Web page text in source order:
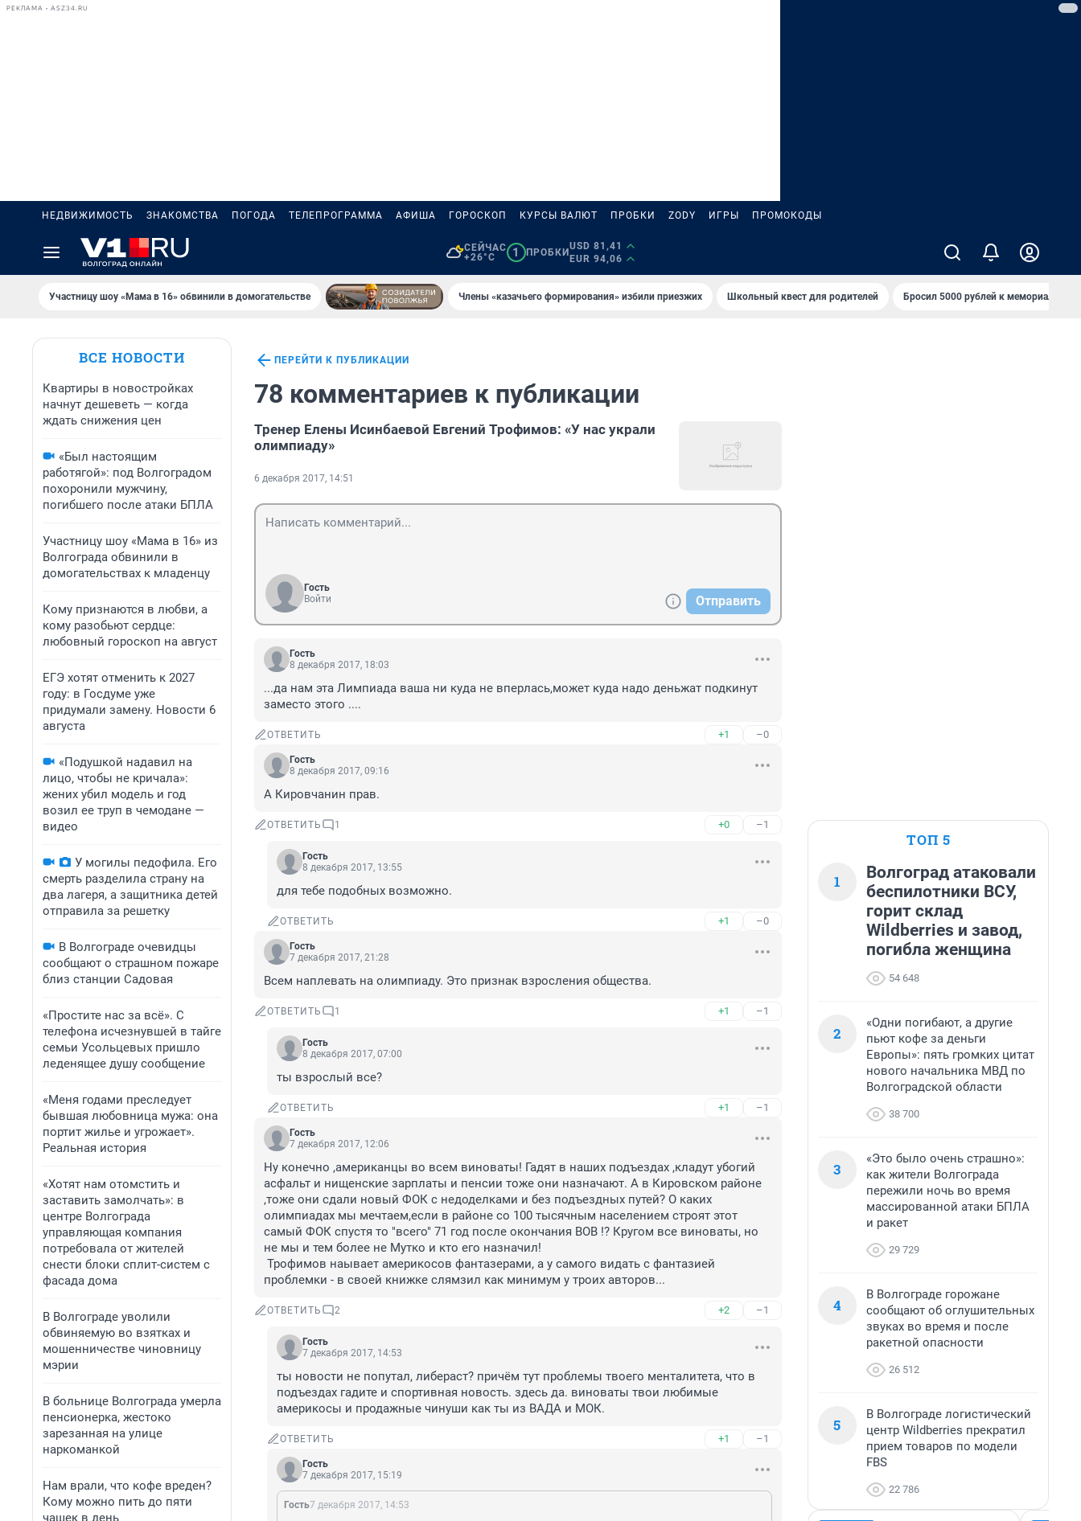
РЕКЛАМА • ASZ34.RU
НЕДВИЖИМОСТЬ ЗНАКОМСТВА ПОГОДА ТЕЛЕПРОГРАММА АФИША ГОРОСКОП КУРСЫ ВАЛЮТ ПРОБКИ ZODY ИГРЫ ПРОМОКОДЫ
СЕЙЧАС
+26°C
1 ПРОБКИ
USD 81,41
EUR 94,06
Участницу шоу «Мама в 16» обвинили в домогательстве Члены «казачьего формирования» избили приезжих Школьный квест для родителей Бросил 5000 рублей к мемориалу
ВСЕ НОВОСТИ
Квартиры в новостройках
начнут дешеветь — когда
ждать снижения цен
«Был настоящим
работягой»: под Волгоградом
похоронили мужчину,
погибшего после атаки БПЛА
Участницу шоу «Мама в 16» из
Волгограда обвинили в
домогательствах к младенцу
Кому признаются в любви, а
кому разобьют сердце:
любовный гороскоп на август
ЕГЭ хотят отменить к 2027
году: в Госдуме уже
придумали замену. Новости 6
августа
«Подушкой надавил на
лицо, чтобы не кричала»:
жених убил модель и год
возил ее труп в чемодане —
видео
У могилы педофила. Его
смерть разделила страну на
два лагеря, а защитника детей
отправила за решетку
В Волгограде очевидцы
сообщают о страшном пожаре
близ станции Садовая
«Простите нас за всё». С
телефона исчезнувшей в тайге
семьи Усольцевых пришло
леденящее душу сообщение
«Меня годами преследует
бывшая любовница мужа: она
портит жилье и угрожает».
Реальная история
«Хотят нам отомстить и
заставить замолчать»: в
центре Волгограда
управляющая компания
потребовала от жителей
снести блоки сплит-систем с
фасада дома
В Волгограде уволили
обвиняемую во взятках и
мошенничестве чиновницу
мэрии
В больнице Волгограда умерла
пенсионерка, жестоко
зарезанная на улице
наркоманкой
Нам врали, что кофе вреден?
Кому можно пить до пяти
чашек в день
ПЕРЕЙТИ К ПУБЛИКАЦИИ
78 комментариев к публикации
Тренер Елены Исинбаевой Евгений Трофимов: «У нас украли
олимпиаду»
6 декабря 2017, 14:51
Гость
Войти
Отправить
Гость
8 декабря 2017, 18:03
...да нам эта Лимпиада ваша ни куда не вперлась,может куда надо деньжат подкинут
заместо этого ....
ОТВЕТИТЬ +1 –0
Гость
8 декабря 2017, 09:16
А Кировчанин прав.
ОТВЕТИТЬ 1 +0 –1
Гость
8 декабря 2017, 13:55
для тебе подобных возможно.
ОТВЕТИТЬ +1 –0
Гость
7 декабря 2017, 21:28
Всем наплевать на олимпиаду. Это признак взросления общества.
ОТВЕТИТЬ 1 +1 –1
Гость
8 декабря 2017, 07:00
ты взрослый все?
ОТВЕТИТЬ +1 –1
Гость
7 декабря 2017, 12:06
Ну конечно ,американцы во всем виноваты! Гадят в наших подъездах ,кладут убогий
асфальт и нищенские зарплаты и пенсии тоже они назначают. А в Кировском районе
,тоже они сдали новый ФОК с недоделками и без подъездных путей? О каких
олимпиадах мы мечтаем,если в районе со 100 тысячным населением строят этот
самый ФОК спустя то "всего" 71 год после окончания ВОВ !? Кругом все виноваты, но
не мы и тем более не Мутко и кто его назначил!
проблемки - в своей книжке слямзил как минимум у троих авторов...
ОТВЕТИТЬ 2 +2 –1
Гость
7 декабря 2017, 14:53
ты новости не попутал, либераст? причём тут проблемы твоего менталитета, что в
подъездах гадите и спортивная новость. здесь да. виноваты твои любимые
америкосы и продажные чинуши как ты из ВАДА и МОК.
ОТВЕТИТЬ +1 –1
Гость
7 декабря 2017, 15:19
Гость7 декабря 2017, 14:53
ТОП 5
1
Волгоград атаковали
беспилотники ВСУ,
горит склад
Wildberries и завод,
погибла женщина
54 648
2
«Одни погибают, а другие
пьют кофе за деньги
Европы»: пять громких цитат
нового начальника МВД по
Волгоградской области
38 700
3
«Это было очень страшно»:
как жители Волгограда
пережили ночь во время
массированной атаки БПЛА
и ракет
29 729
4
В Волгограде горожане
сообщают об оглушительных
звуках во время и после
ракетной опасности
26 512
5
В Волгограде логистический
центр Wildberries прекратил
прием товаров по модели
FBS
22 786